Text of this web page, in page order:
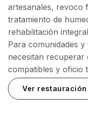
artesanales, revoco
tratamiento de
rehabilitación
Para comunidades
necesitan recuperar
compatibles y oficio
Ver